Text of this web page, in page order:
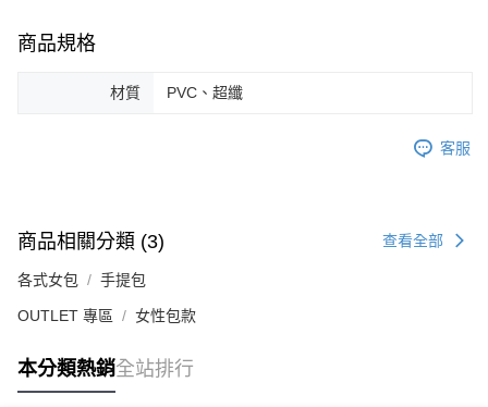
商品規格
材質 PVC、超纖
客服
商品相關分類 (3) 查看全部
各式女包 手提包
OUTLET 專區 女性包款
本分類熱銷全站排行